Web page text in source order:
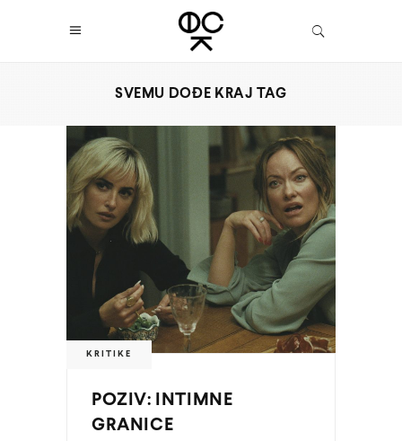
SVEMU DOĐE KRAJ TAG
KRITIKE
POZIV: INTIMNE
GRANICE